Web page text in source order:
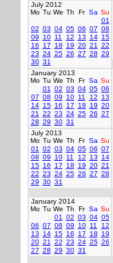
July 2012
Mo Tu We Th Fr Sa Su
01
02 03 04 05 06 07 08
09
10 11 12 13 14 15
16
17 18 19 20 21
22
23 24 25 26 27 28 29
30 31
January 2013
Mo Tu We Th Fr Sa Su
01
02 03 04 05 06
07 08 09 10 11 12
13
14 15 16 17 18 19 20
21
22 23 24 25 26 27
28 29 30 31
July 2013
Mo Tu We Th Fr Sa Su
01
02 03 04 05 06 07
08 09 10 11 12 13
14
15 16 17 18 19 20 21
22 23 24 25 26 27 28
29 30 31
January 2014
Mo Tu We Th Fr Sa Su
01
02 03 04 05
06 07 08 09 10 11
12
13
14 15 16 17 18
19
20 21 22 23 24 25 26
27 28 29 30 31